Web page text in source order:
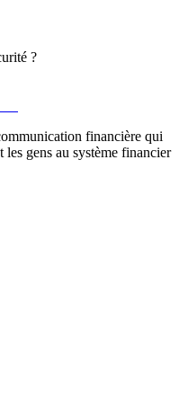
?
financière qui
gens au système financier